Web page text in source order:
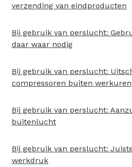
verzending van eindproducten
Bij gebruik van perslucht:
daar waar nodig
Bij gebruik van perslucht:
compressoren buiten werkuren
Bij gebruik van perslucht:
buitenlucht
Bij gebruik van perslucht:
werkdruk